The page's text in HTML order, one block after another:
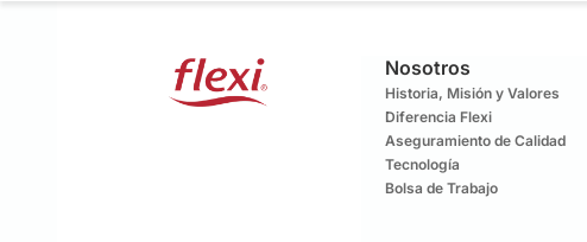
Nosotros
Historia, Misión y Valores
Diferencia Flexi
Aseguramiento de Calidad
Tecnología
Bolsa de Trabajo